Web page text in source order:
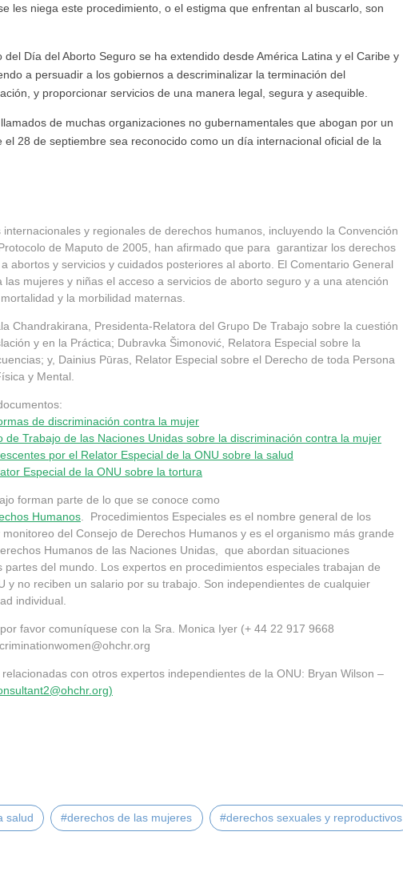
les niega este procedimiento, o el estigma que enfrentan al buscarlo, son
Día del Aborto Seguro se ha extendido desde América Latina y el Caribe y
a persuadir a los gobiernos a descriminalizar la terminación del
y proporcionar servicios de una manera legal, segura y asequible.
de muchas organizaciones no gubernamentales que abogan por un
28 de septiembre sea reconocido como un día internacional oficial de la
y regionales de derechos humanos, incluyendo la Convención
de Maputo de 2005, han afirmado que para garantizar los derechos
abortos y servicios y cuidados posteriores al aborto. El Comentario General
mujeres y niñas el acceso a servicios de aborto seguro y a una atención
y la morbilidad maternas.
Chandrakirana, Presidenta-Relatora del Grupo De Trabajo sobre la cuestión
y en la Práctica; Dubravka Šimonović, Relatora Especial sobre la
y, Dainius Pūras, Relator Especial sobre el Derecho de toda Persona
y Mental.
de discriminación contra la mujer
Trabajo de las Naciones Unidas sobre la discriminación contra la mujer
por el Relator Especial de la ONU sobre la salud
Especial de la ONU sobre la tortura
forman parte de lo que se conoce como
Humanos . Procedimientos Especiales es el nombre general de los
del Consejo de Derechos Humanos y es el organismo más grande
Humanos de las Naciones Unidas, que abordan situaciones
del mundo. Los expertos en procedimientos especiales trabajan de
y no reciben un salario por su trabajo. Son independientes de cualquier
individual.
favor comuníquese con la Sra. Monica Iyer (+ 44 22 917 9668
con otros expertos independientes de la ONU: Bryan Wilson –
)
salud #derechos de las mujeres #derechos sexuales y reproductivos